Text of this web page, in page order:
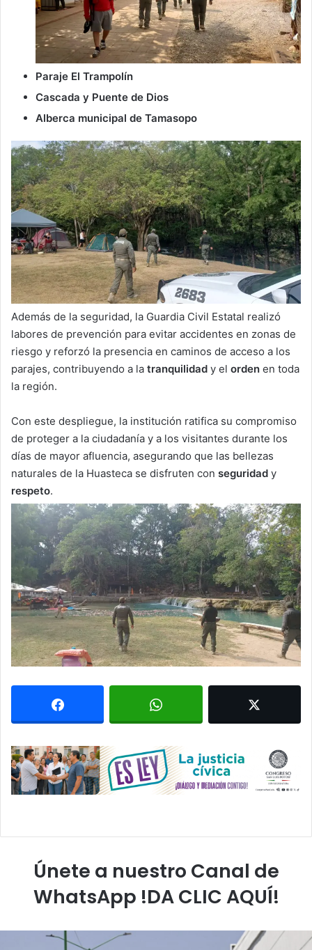
Paraje El Trampolín
Cascada y Puente de Dios
Alberca municipal de Tamasopo
Además de la seguridad, la Guardia Civil Estatal realizó
labores de prevención para evitar accidentes en zonas de
riesgo y reforzó la presencia en caminos de acceso a los
parajes, contribuyendo a la tranquilidad y el orden en toda
la región.
Con este despliegue, la institución ratifica su compromiso
de proteger a la ciudadanía y a los visitantes durante los
días de mayor afluencia, asegurando que las bellezas
naturales de la Huasteca se disfruten con seguridad y
respeto.
Únete a nuestro Canal de
WhatsApp !DA CLIC AQUÍ!